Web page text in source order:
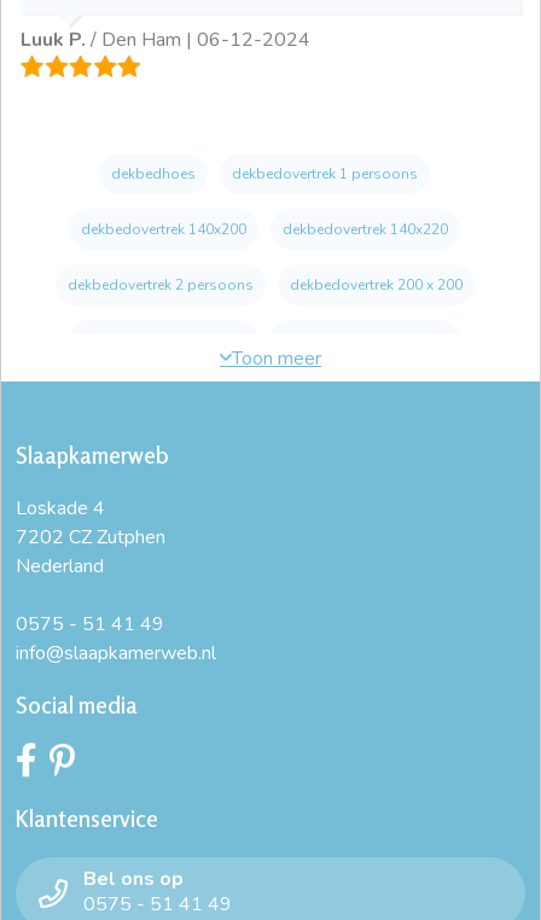
Luuk P. / Den Ham | 06-12-2024
dekbedhoes dekbedovertrek 1 persoons
dekbedovertrek 140x200 dekbedovertrek 140x220
dekbedovertrek 2 persoons dekbedovertrek 200 x 200
dekbedovertrek 240x220
dekbedovertrek eenpersoonsbed
dekbedovertrek katoen 240x220
dekbedovertrek ledikant
goedkope dekbedovertrekken 200x200
Slaapkamerweb
Loskade 4
7202 CZ Zutphen
Nederland
0575 - 51 41 49
info@slaapkamerweb.nl
Social media
Klantenservice
Bel ons op
0575 - 51 41 49